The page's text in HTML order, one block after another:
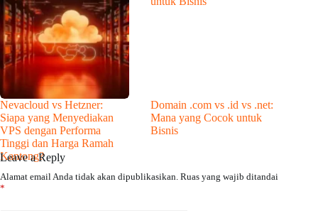
Nevacloud vs Hetzner:
Siapa yang Menyediakan
VPS dengan Performa
Tinggi dan Harga Ramah
Kantong?
Domain .com vs .id vs .net:
Mana yang Cocok untuk
Bisnis
Leave a Reply
Alamat email Anda tidak akan dipublikasikan. Ruas yang wajib ditandai
*